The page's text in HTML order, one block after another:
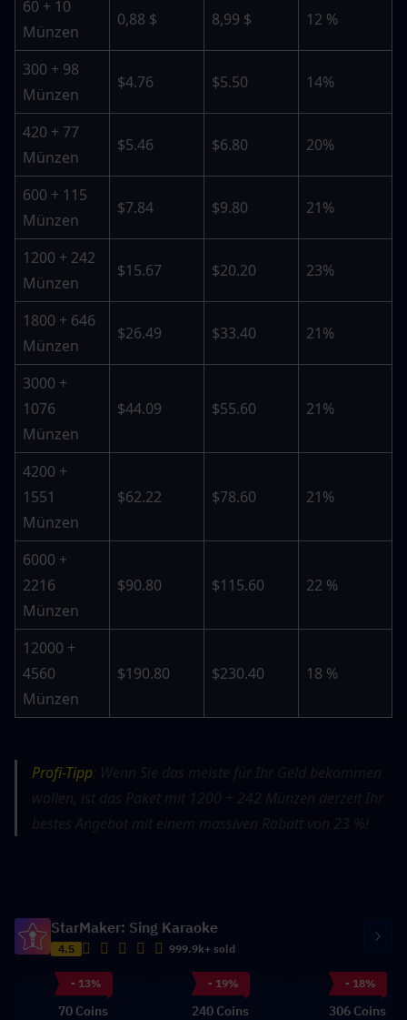
60 + 10
Münzen
0,88 $ 8,99 $ 12 %
300 + 98
Münzen
$4.76 $5.50 14%
420 + 77
Münzen
$5.46 $6.80 20%
600 + 115
Münzen
$7.84 $9.80 21%
1200 + 242
Münzen
$15.67 $20.20 23%
1800 + 646
Münzen
$26.49 $33.40 21%
3000 +
1076
Münzen
$44.09 $55.60 21%
4200 +
1551
Münzen
$62.22 $78.60 21%
6000 +
2216
Münzen
$90.80 $115.60 22 %
12000 +
4560
Münzen
$190.80 $230.40 18 %
Profi-Tipp
StarMaker: Sing Karaoke
4.5 999.9k+ sold
- 13%
70 Coins
- 19%
240 Coins
- 18%
306 Coins